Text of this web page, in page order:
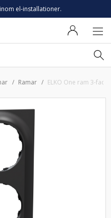
el-installationer.
Ramar ELKO One ram 3-fack